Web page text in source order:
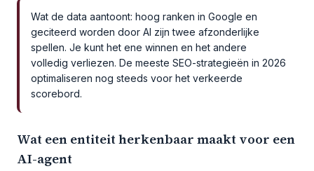
Wat de data aantoont: hoog ranken in Google en
geciteerd worden door AI zijn twee afzonderlijke
spellen. Je kunt het ene winnen en het andere
volledig verliezen. De meeste SEO-strategieën in 2026
optimaliseren nog steeds voor het verkeerde
scorebord.
Wat een entiteit herkenbaar maakt voor een
AI-agent